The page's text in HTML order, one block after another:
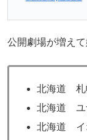
公開劇場が増え
北海道 札
北海道 ユ
北海道 イ